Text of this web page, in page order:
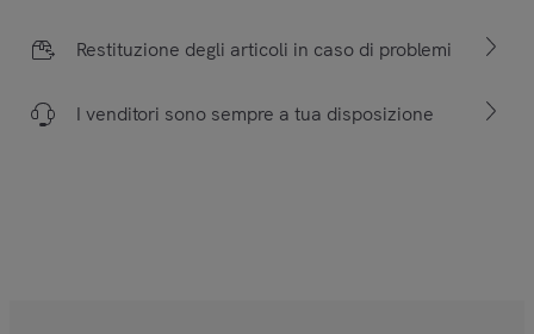
Restituzione degli articoli in caso di problemi
I venditori sono sempre a tua disposizione